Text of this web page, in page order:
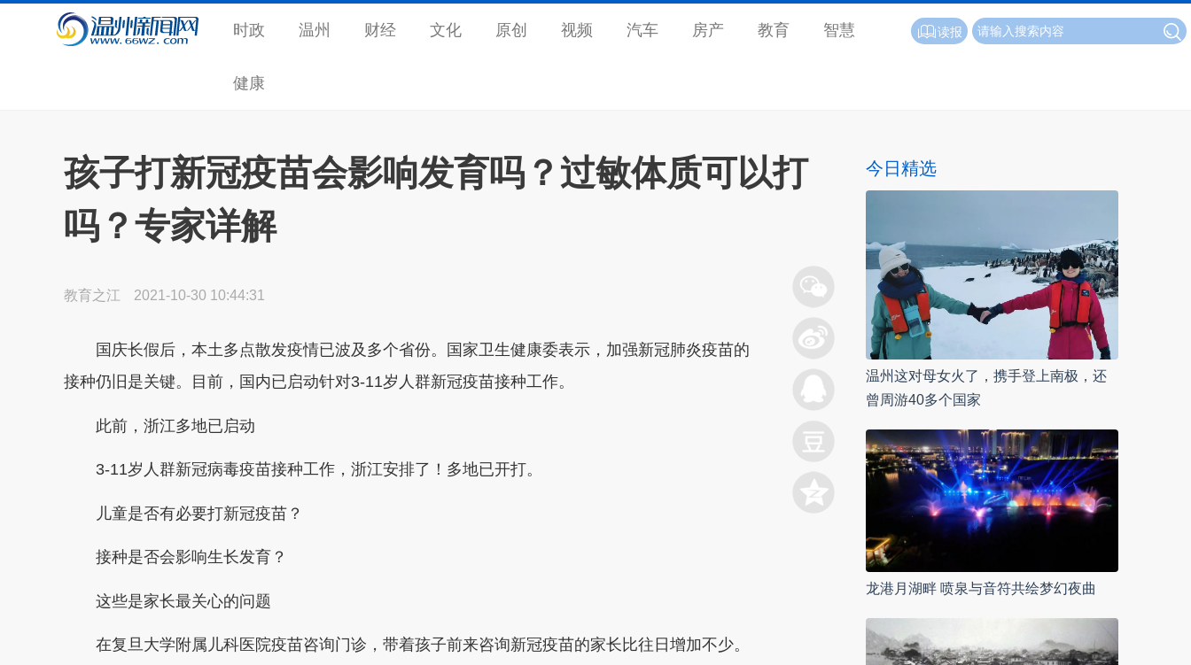
时政 温州 财经 文化 原创 视频 汽车 房产 教育 智慧
健康
读报
孩子打新冠疫苗会影响发育吗？过敏体质可以打
吗？专家详解
教育之江 2021-10-30 10:44:31
国庆长假后，本土多点散发疫情已波及多个省份。国家卫生健康委表示，加强新冠肺炎疫苗的
接种仍旧是关键。目前，国内已启动针对3-11岁人群新冠疫苗接种工作。
此前，浙江多地已启动
3-11岁人群新冠病毒疫苗接种工作，浙江安排了！多地已开打。
儿童是否有必要打新冠疫苗？
接种是否会影响生长发育？
这些是家长最关心的问题
在复旦大学附属儿科医院疫苗咨询门诊，带着孩子前来咨询新冠疫苗的家长比往日增加不少。
今日精选
温州这对母女火了，携手登上南极，还
曾周游40多个国家
龙港月湖畔 喷泉与音符共绘梦幻夜曲